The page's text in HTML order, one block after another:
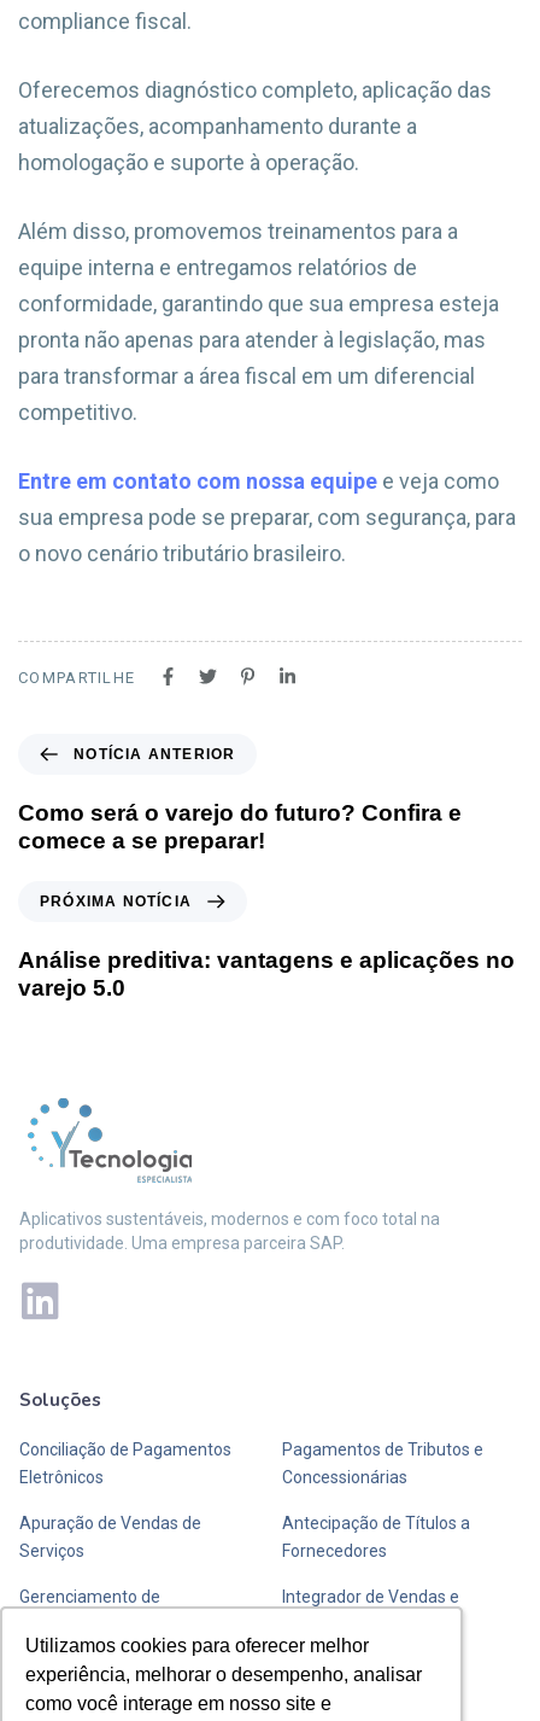
Utilizamos cookies para oferecer melhor
experiência, melhorar o desempenho, analisar
como você interage em nosso site e
Utilizamos cookies para oferecer melhor
experiência, melhorar o desempenho, analisar
como você interage em nosso site e
compliance fiscal.
Oferecemos diagnóstico completo, aplicação das
atualizações, acompanhamento durante a
homologação e suporte à operação.
Além disso, promovemos treinamentos para a
equipe interna e entregamos relatórios de
conformidade, garantindo que sua empresa esteja
pronta não apenas para atender à legislação, mas
para transformar a área fiscal em um diferencial
competitivo.
Entre em contato com nossa equipe e veja como
sua empresa pode se preparar, com segurança, para
o novo cenário tributário brasileiro.
COMPARTILHE
NOTÍCIA ANTERIOR
Como será o varejo do futuro? Confira e
comece a se preparar!
PRÓXIMA NOTÍCIA
Análise preditiva: vantagens e aplicações no
varejo 5.0
Aplicativos sustentáveis, modernos e com foco total na
produtividade. Uma empresa parceira SAP.
Soluções
Conciliação de Pagamentos
Eletrônicos
Apuração de Vendas de
Serviços
Gerenciamento de
Pagamentos de Tributos e
Concessionárias
Antecipação de Títulos a
Fornecedores
Integrador de Vendas e
Entre em contato com a Y